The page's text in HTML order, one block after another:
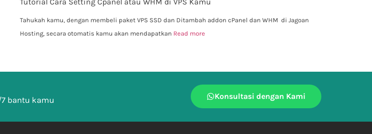
Tahukah kamu, dengan membeli paket VPS SSD dan Ditambah addon cPanel dan WHM di Jagoan
Hosting, secara otomatis kamu akan mendapatkan Read more
bantu kamu Konsultasi dengan Kami